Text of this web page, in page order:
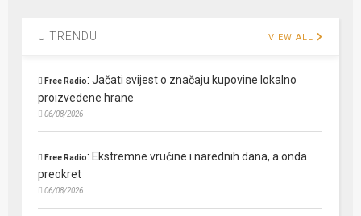
U TRENDU VIEW ALL
Free Radio:Jačati svijest o značaju kupovine lokalno
proizvedene hrane
06/08/2026
Free Radio: Ekstremne vrućine i narednih dana, a onda
preokret
06/08/2026